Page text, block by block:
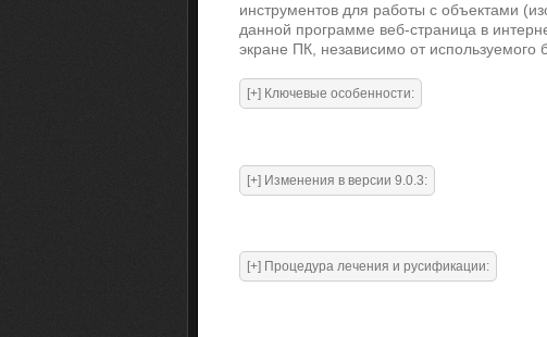
инструментов для работы с объектами
данной программе веб-страница в
экране ПК, независимо от используемого